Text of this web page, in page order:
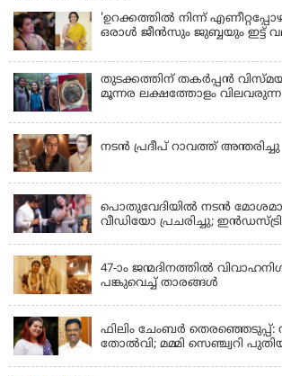
'ഉറക്കത്തിൽ നിന്ന്
ഒരാൾ ജീൻസും ജുബ്ബയും ഇട്ട്
മരിച്ചുപോയെന്ന് പറഞ്ഞു;
ഉണ്ടെന്ന് നടി ലെന
തുടക്കത്തിന് തകർപ്പൻ
മൂന്നര ലക്ഷത്തോളം വിലവരുന്ന
നടൻ പ്രദീപ് റാവത്ത് അന്തരിച്ചു
പൊതുവേദിയില്‍ നടന്‍
വീഡിയോ പ്രചരിച്ചു;
47-ാം ജന്മദിനത്തിൽ
പങ്കുവെച്ച് താരങ്ങൾ
ഫിലിം ചേംബർ തെരഞ്ഞെടുപ്പ്:
തോൽവി; മമ്മി സെഞ്ച്വറി